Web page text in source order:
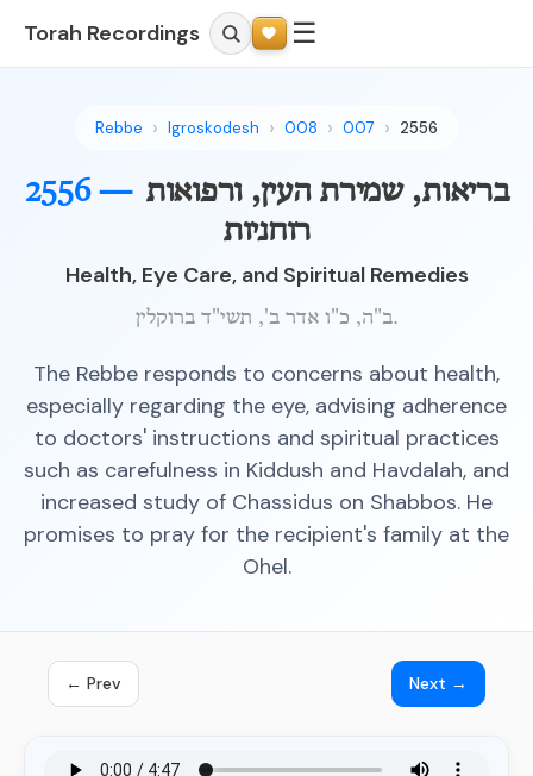
Torah Recordings ☰
Rebbe Igroskodesh 008 007 2556
2556 — בריאות, שמירת העין, ורפואות
רוחניות
Health, Eye Care, and Spiritual Remedies
ב"ה, כ"ו אדר ב', תשי"ד ברוקלין.
The Rebbe responds to concerns about health,
especially regarding the eye, advising adherence
to doctors' instructions and spiritual practices
such as carefulness in Kiddush and Havdalah, and
increased study of Chassidus on Shabbos. He
promises to pray for the recipient's family at the
Ohel.
← Prev Next →